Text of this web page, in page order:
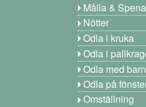
Målla &
Nötter
Odla i kruka
Odla i
Odla med barn
Odla på
Omställning